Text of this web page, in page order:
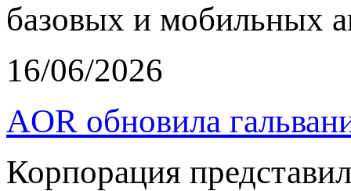
базовых и мобильных
16/06/2026
AOR обновила
Корпорация